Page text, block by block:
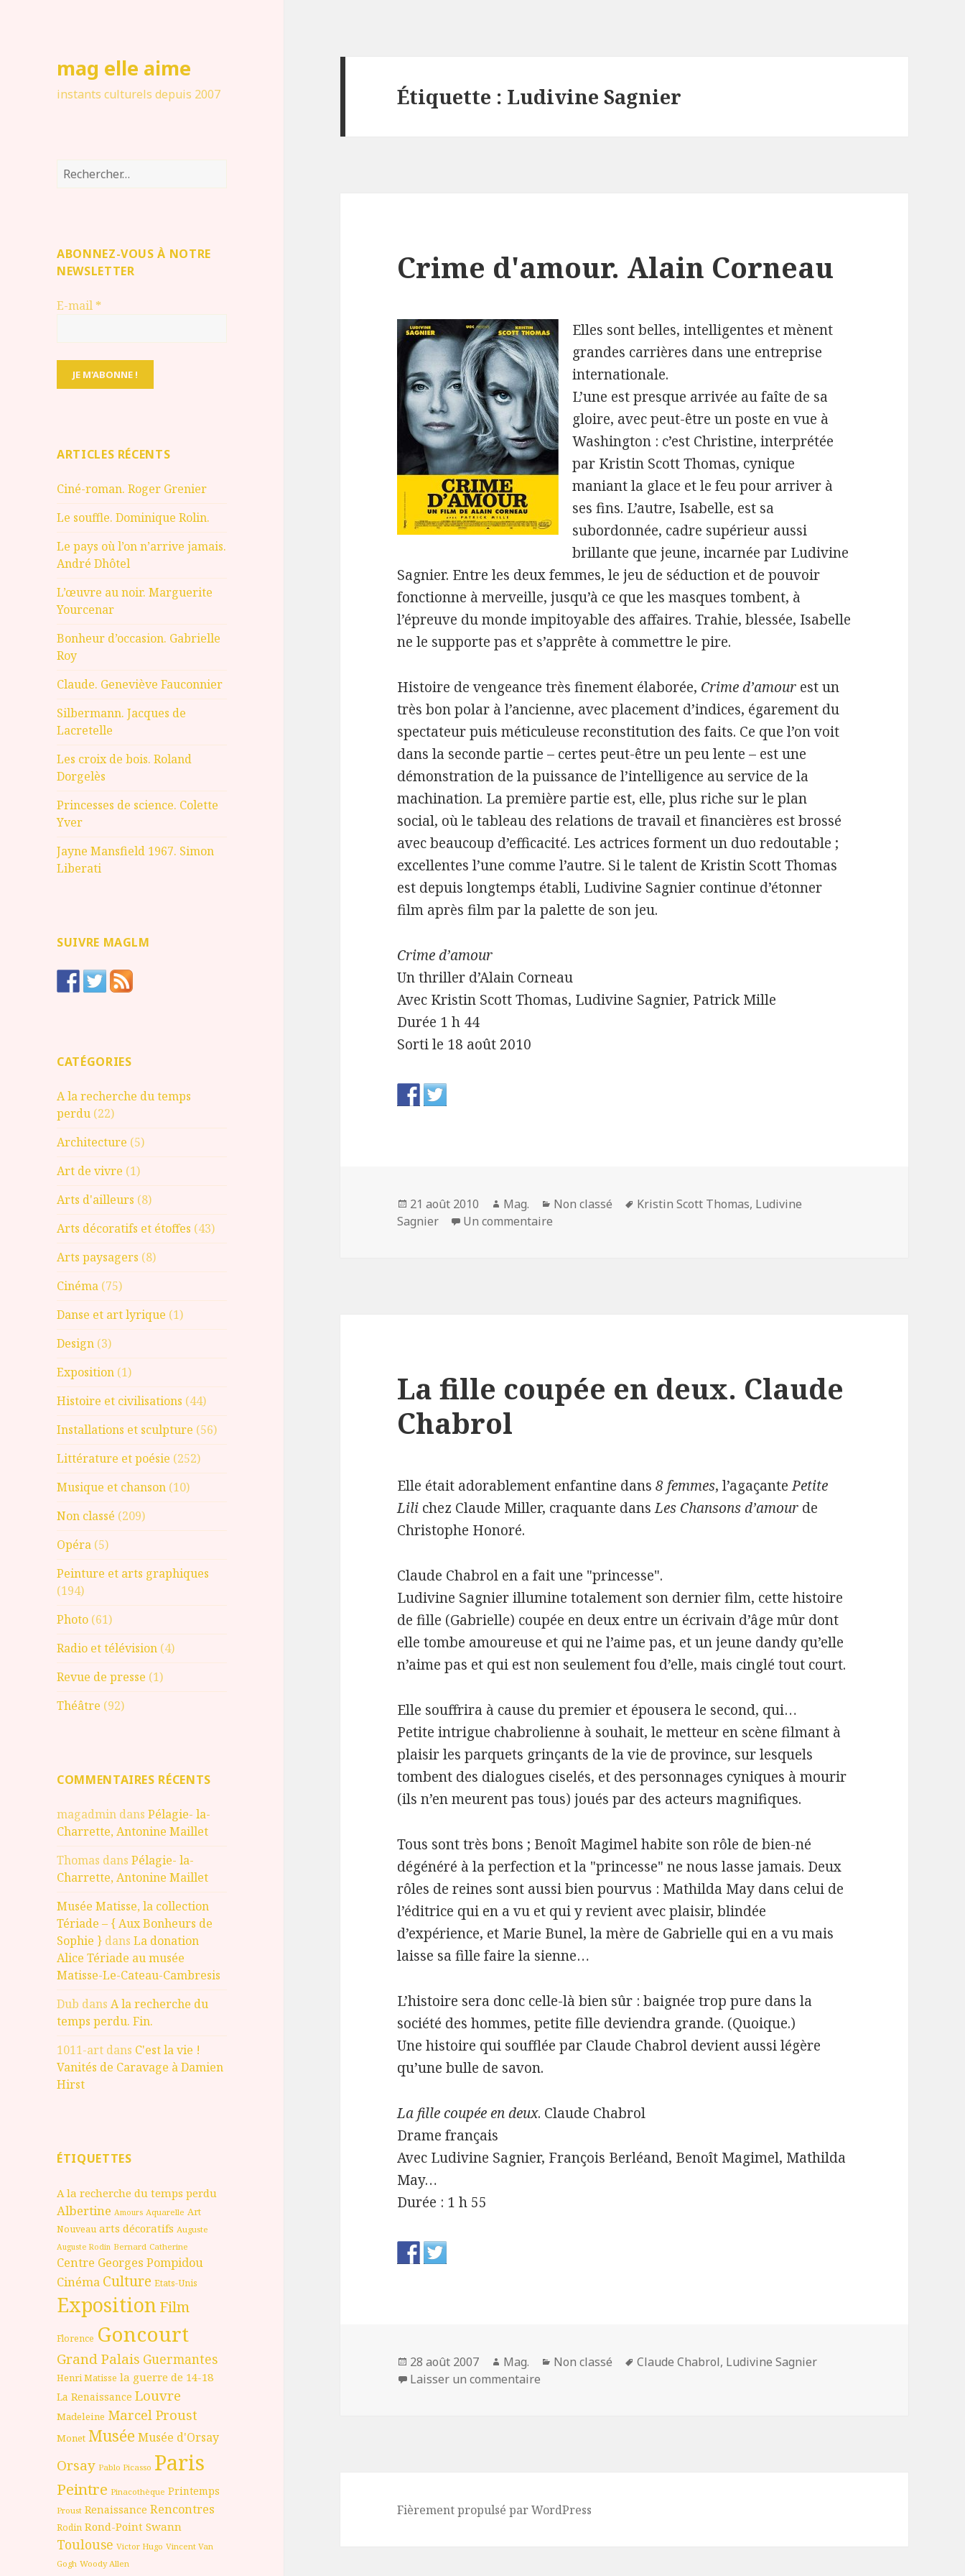
mag elle aime
instants culturels depuis 2007
Rechercher :
ABONNEZ-VOUS À NOTRE
NEWSLETTER
E-mail *
ARTICLES RÉCENTS
Ciné-roman. Roger Grenier
Le souffle. Dominique Rolin.
Le pays où l’on n’arrive jamais.
André Dhôtel
L’œuvre au noir. Marguerite
Yourcenar
Bonheur d’occasion. Gabrielle
Roy
Claude. Geneviève Fauconnier
Silbermann. Jacques de
Lacretelle
Les croix de bois. Roland
Dorgelès
Princesses de science. Colette
Yver
Jayne Mansfield 1967. Simon
Liberati
SUIVRE MAGLM
CATÉGORIES
A la recherche du temps
perdu (22)
Architecture (5)
Art de vivre (1)
Arts d'ailleurs (8)
Arts décoratifs et étoffes (43)
Arts paysagers (8)
Cinéma (75)
Danse et art lyrique (1)
Design (3)
Exposition (1)
Histoire et civilisations (44)
Installations et sculpture (56)
Littérature et poésie (252)
Musique et chanson (10)
Non classé (209)
Opéra (5)
Peinture et arts graphiques
(194)
Photo (61)
Radio et télévision (4)
Revue de presse (1)
Théâtre (92)
COMMENTAIRES RÉCENTS
magadmin dansPélagie- la-
Charrette, Antonine Maillet
Thomas dansPélagie- la-
Charrette, Antonine Maillet
Musée Matisse, la collection
Tériade – { Aux Bonheurs de
Sophie } dansLa donation
Alice Tériade au musée
Matisse-Le-Cateau-Cambresis
Dub dansA la recherche du
temps perdu. Fin.
1011-art dans C'est la vie !
Vanités de Caravage à Damien
Hirst
ÉTIQUETTES
A la recherche du temps perdu
Albertine Amours Aquarelle Art
Nouveau arts décoratifs Auguste
Auguste Rodin Bernard Catherine
Centre Georges Pompidou
Cinéma Culture Etats-Unis
ExpositionFilm
Florence Goncourt
Grand Palais Guermantes
Henri Matisse la guerre de 14-18
La Renaissance Louvre
Madeleine Marcel Proust
Monet Musée Musée d'Orsay
Orsay Pablo Picasso Paris
Peintre Pinacothèque Printemps
Proust Renaissance Rencontres
Rodin Rond-Point Swann
Toulouse Victor Hugo Vincent Van
Gogh Woody Allen
Étiquette : Ludivine Sagnier
Crime d'amour. Alain Corneau
Elles sont belles, intelligentes et mènent
grandes carrières dans une entreprise
internationale.
L’une est presque arrivée au faîte de sa
gloire, avec peut-être un poste en vue à
Washington : c’est Christine, interprétée
par Kristin Scott Thomas, cynique
maniant la glace et le feu pour arriver à
ses fins. L’autre, Isabelle, est sa
subordonnée, cadre supérieur aussi
brillante que jeune, incarnée par Ludivine
Sagnier. Entre les deux femmes, le jeu de séduction et de pouvoir
fonctionne à merveille, jusqu’à ce que les masques tombent, à
l’épreuve du monde impitoyable des affaires. Trahie, blessée, Isabelle
ne le supporte pas et s’apprête à commettre le pire.
Histoire de vengeance très finement élaborée, Crime d’amour est un
très bon polar à l’ancienne, avec placement d’indices, égarement du
spectateur puis méticuleuse reconstitution des faits. Ce que l’on voit
dans la seconde partie – certes peut-être un peu lente – est une
démonstration de la puissance de l’intelligence au service de la
machination. La première partie est, elle, plus riche sur le plan
social, où le tableau des relations de travail et financières est brossé
avec beaucoup d’efficacité. Les actrices forment un duo redoutable ;
excellentes l’une comme l’autre. Si le talent de Kristin Scott Thomas
est depuis longtemps établi, Ludivine Sagnier continue d’étonner
film après film par la palette de son jeu.
Crime d’amour
Un thriller d’Alain Corneau
Avec Kristin Scott Thomas, Ludivine Sagnier, Patrick Mille
Durée 1 h 44
Sorti le 18 août 2010
Publié
le
21 août 2010 Auteur
Mag. Catégories
Non classé
Mots-
Kristin Scott Thomas, Ludivine
Sagnier
Un commentaire
La fille coupée en deux. Claude
Chabrol
Elle était adorablement enfantine dans8 femmes, l’agaçantePetite
Lili chez Claude Miller, craquante dansLes Chansons d’amour de
Christophe Honoré.
Claude Chabrol en a fait une "princesse".
Ludivine Sagnier illumine totalement son dernier film, cette histoire
de fille (Gabrielle) coupée en deux entre un écrivain d’âge mûr dont
elle tombe amoureuse et qui ne l’aime pas, et un jeune dandy qu’elle
n’aime pas et qui est non seulement fou d’elle, mais cinglé tout court.
Elle souffrira à cause du premier et épousera le second, qui…
Petite intrigue chabrolienne à souhait, le metteur en scène filmant à
plaisir les parquets grinçants de la vie de province, sur lesquels
tombent des dialogues ciselés, et des personnages cyniques à mourir
(ils n’en meurent pas tous) joués par des acteurs magnifiques.
Tous sont très bons ; Benoît Magimel habite son rôle de bien-né
dégénéré à la perfection et la "princesse" ne nous lasse jamais. Deux
rôles de reines sont aussi bien pourvus : Mathilda May dans celui de
l’éditrice qui en a vu et qui y revient avec plaisir, blindée
d’expérience, et Marie Bunel, la mère de Gabrielle qui en a vu mais
laisse sa fille faire la sienne…
L’histoire sera donc celle-là bien sûr : baignée trop pure dans la
société des hommes, petite fille deviendra grande. (Quoique.)
Une histoire qui soufflée par Claude Chabrol devient aussi légère
qu’une bulle de savon.
La fille coupée en deux. Claude Chabrol
Drame français
Avec Ludivine Sagnier, François Berléand, Benoît Magimel, Mathilda
May…
Durée : 1 h 55
Publié
le
28 août 2007 Auteur
Mag. Catégories
Non classé
Mots-
Claude Chabrol, Ludivine Sagnier
Laisser un commentaire
Fièrement propulsé par WordPress